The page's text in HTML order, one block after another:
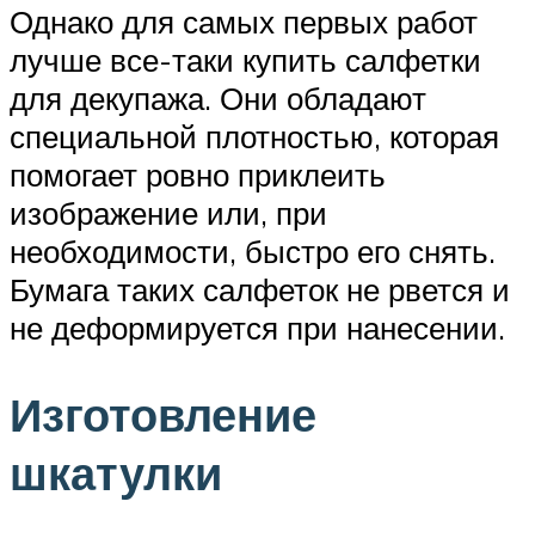
Однако для самых первых работ
лучше все-таки купить салфетки
для декупажа. Они обладают
специальной плотностью, которая
помогает ровно приклеить
изображение или, при
необходимости, быстро его снять.
Бумага таких салфеток не рвется и
не деформируется при нанесении.
Изготовление
шкатулки